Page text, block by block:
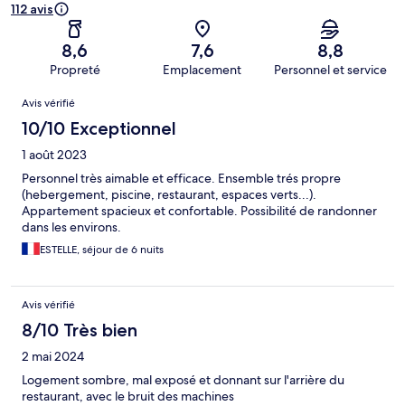
112 avis
8,6
Propreté
7,6
Emplacement
8,8
Personnel et service
Avis
Avis vérifié
10/10 Exceptionnel
1 août 2023
Personnel très aimable et efficace. Ensemble trés propre
(hebergement, piscine, restaurant, espaces verts...).
Appartement spacieux et confortable. Possibilité de randonner
dans les environs.
ESTELLE, séjour de 6 nuits
Avis vérifié
8/10 Très bien
2 mai 2024
Logement sombre, mal exposé et donnant sur l'arrière du
restaurant, avec le bruit des machines